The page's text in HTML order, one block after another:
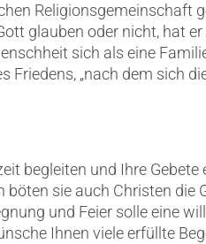
Religionsgemeinschaft
glauben oder nicht, hat
sich als eine
Friedens, „nach dem sich
begleiten und Ihre
sie auch Christen die
und Feier solle eine
Ihnen viele erfüllte